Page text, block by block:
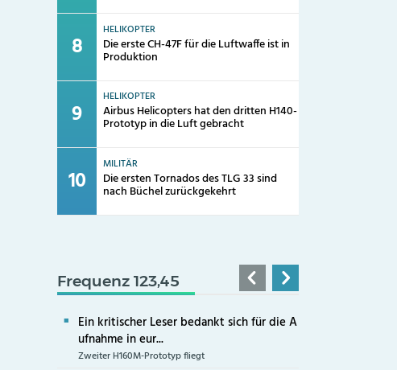
HELIKOPTER
Die erste CH-47F für die Luftwaffe ist in
Produktion
HELIKOPTER
Airbus Helicopters hat den dritten H140-
Prototyp in die Luft gebracht
MILITÄR
Die ersten Tornados des TLG 33 sind
nach Büchel zurückgekehrt
Frequenz 123,45
Ein kritischer Leser bedankt sich für die A
ufnahme in eur...
Zweiter H160M-Prototyp fliegt